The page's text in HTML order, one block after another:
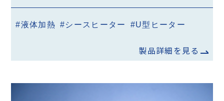
#液体加熱 #シースヒーター #U型ヒーター
製品詳細を見る